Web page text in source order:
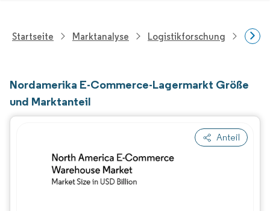
Startseite Marktanalyse Logistikforschung
Nordamerika E-Commerce-Lagermarkt Größe
und Marktanteil
Anteil